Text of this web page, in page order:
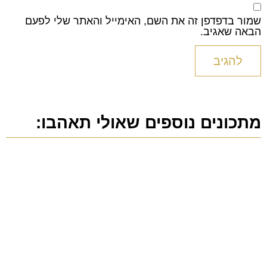
שמור בדפדפן זה את השם, האימייל והאתר שלי לפעם
הבאה שאגיב.
מתכונים נוספים שאולי תאהבו: